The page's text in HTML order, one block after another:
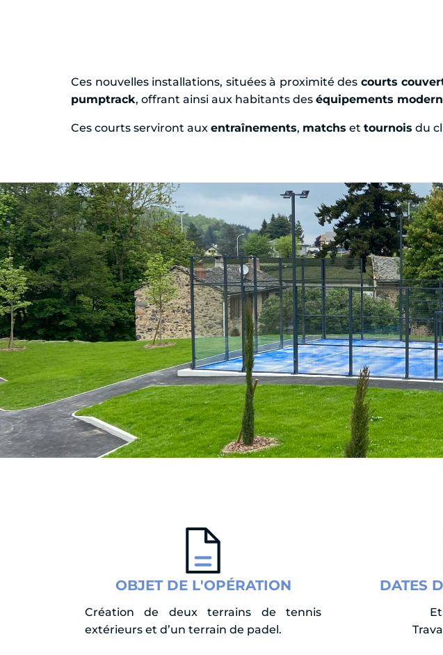
Ces nouvelles installations, situées à proximité des courts
pumptrack, offrant ainsi aux habitants des équipements
Ces courts serviront aux entraînements, matchs et tournois du
OBJET DE L'OPÉRATION
Création de deux terrains de tennis
extérieurs et d’un terrain de padel.
DATES